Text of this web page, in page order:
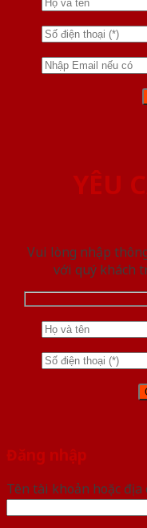
YÊU
Vui lòng nhập
với quý khách
Đăng nhập
Tên tài khoản hoặc địa